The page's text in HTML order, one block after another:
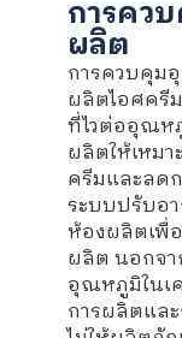
การคว
ผลิต
การควบคุม
ผลิตไอศครี
ที่ไวต่ออุณห
ผลิตให้เหม
ครีมและลด
ระบบปรับอ
ห้องผลิตเพื่
ผลิต นอกจ
อุณหภูมิในเ
การผลิตแล